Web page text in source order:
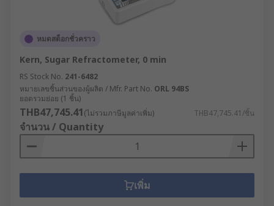
หมดสต็อกชั่วคราว
Kern, Sugar Refractometer, 0 min
RS Stock No. 241-6482
หมายเลขชิ้นส่วนของผู้ผลิต / Mfr. Part No. ORL 94BS
ยอดรวมย่อย (1 ชิ้น)
THB47,745.41(ไม่รวมภาษีมูลค่าเพิ่ม) THB47,745.41/ชิ้น
จำนวน / Quantity
เพิ่ม